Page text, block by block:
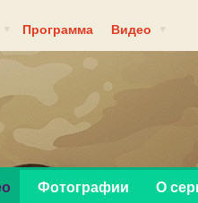
Программа Видео
Фотографии О